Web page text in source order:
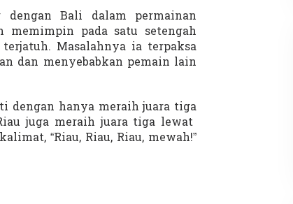
Bali dalam permainan
memimpin pada satu setengah
Masalahnya ia terpaksa
dan menyebabkan pemain lain
dengan hanya meraih juara tiga
juga meraih juara tiga lewat
“Riau, Riau, Riau, mewah!”
Batas Tanah
Dukung
| 8 Agustus 2025
Rekognisi Sejarah Kerajaan Siak
dan Harapan Daerah Istimewa Riau
Di KOLOM, Opini, SOROTAN